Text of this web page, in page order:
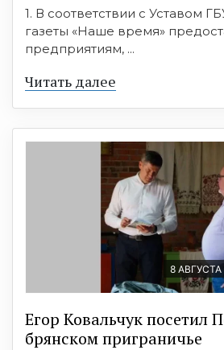
1. В соответствии с Уставом
газеты «Наше время»
предприятиям, ...
Читать далее
8 АВГУСТА
Егор Ковальчук посетил
брянском приграничье